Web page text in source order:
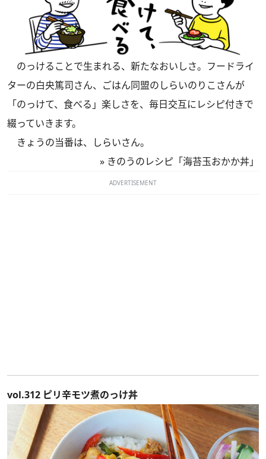
のっけることで生まれる、新たなおいしさ。フードライ
ターの白央篤司さん、ごはん同盟のしらいのりこさんが
「のっけて、食べる」楽しさを、毎日交互にレシピ付きで
綴っていきます。
きょうの当番は、しらいさん。
» きのうのレシピ「海苔玉おかか丼」
ADVERTISEMENT
vol.312 ピリ辛モツ煮のっけ丼